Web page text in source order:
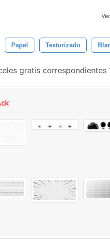
Papel Texturizado
gratis correspondientes